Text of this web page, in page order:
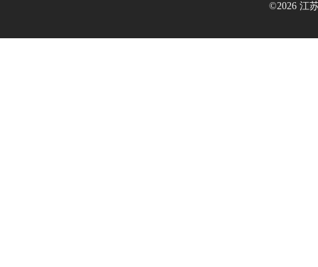
©2026 江